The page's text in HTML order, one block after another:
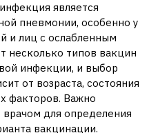
является
пневмонии, особенно у
и лиц с ослабленным
несколько типов вакцин
инфекции, и выбор
от возраста, состояния
факторов. Важно
врачом для определения
вакцинации.